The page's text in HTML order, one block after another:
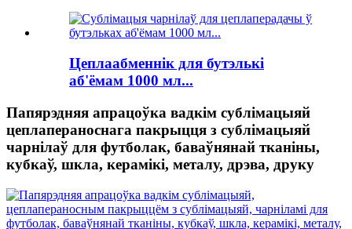
Цеплаабменнік для бутэлькі
аб'ёмам 1000 мл...
Папярэдняя апрацоўка вадкім сублімацыяй
цеплапераноснага пакрыцця з сублімацыяй
чарнілаў для футболак, баваўнянай тканіны,
кубкаў, шкла, керамікі, металу, дрэва, друку